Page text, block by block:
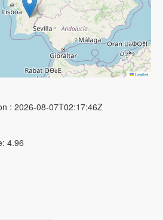
Leaflet
: 2026-08-07T02:17:46Z
4.96